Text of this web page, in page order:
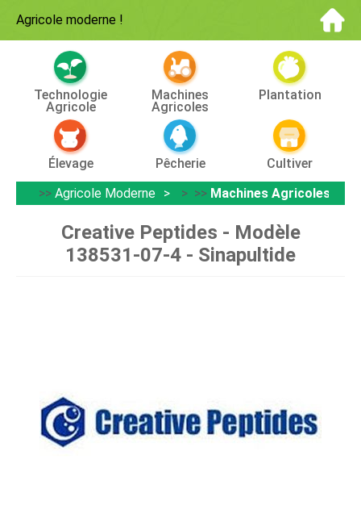
Agricole moderne !
Technologie
Agricole
Machines
Agricoles
Plantation
Élevage Pêcherie
Cultiver
>> Agricole Moderne > >> Machines Agricoles
Creative Peptides - Modèle
138531-07-4 - Sinapultide